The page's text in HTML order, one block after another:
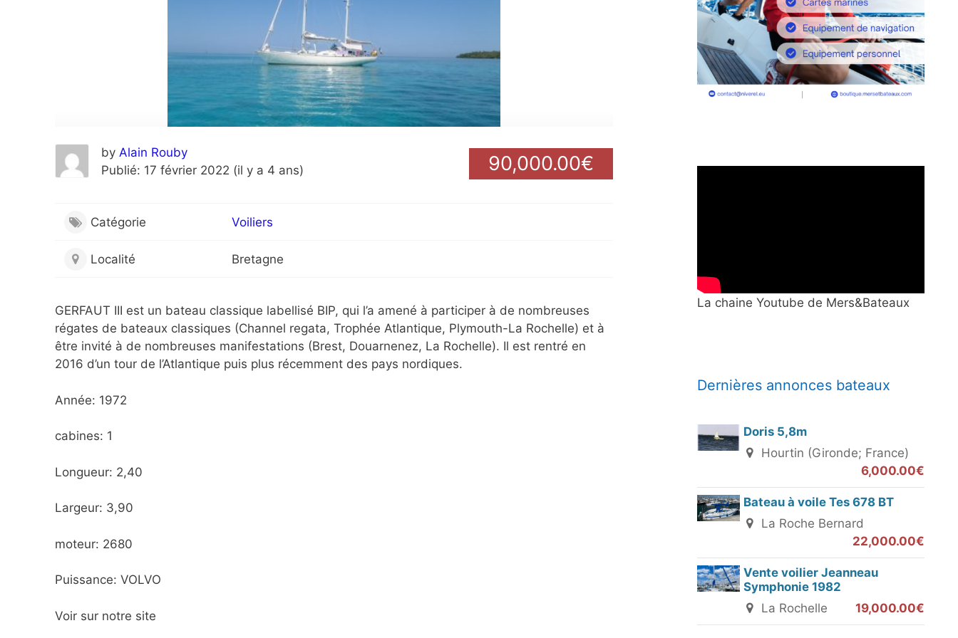
by Alain Rouby
Publié: 17 février 2022 (il y a 4 ans)
90,000.00€
Catégorie Voiliers
Localité Bretagne
GERFAUT III est un bateau classique labellisé BIP, qui l’a amené à participer à de nombreuses
régates de bateaux classiques (Channel regata, Trophée Atlantique, Plymouth-La Rochelle) et à
être invité à de nombreuses manifestations (Brest, Douarnenez, La Rochelle). Il est rentré en
2016 d’un tour de l’Atlantique puis plus récemment des pays nordiques.
Année: 1972
cabines: 1
Longueur: 2,40
Largeur: 3,90
moteur: 2680
Puissance: VOLVO
Voir sur notre site
La chaine Youtube de Mers&Bateaux
Dernières annonces bateaux
Doris 5,8m
Hourtin (Gironde; France)
6,000.00€
Bateau à voile Tes 678 BT
La Roche Bernard
22,000.00€
Vente voilier Jeanneau
Symphonie 1982
La Rochelle
19,000.00€